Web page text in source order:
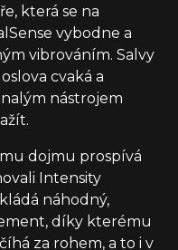
která se na
vybodne a
vibrováním. Salvy
cvaká a
nástrojem
dojmu prospívá
Intensity
náhodný,
díky kterému
za rohem, a to i v